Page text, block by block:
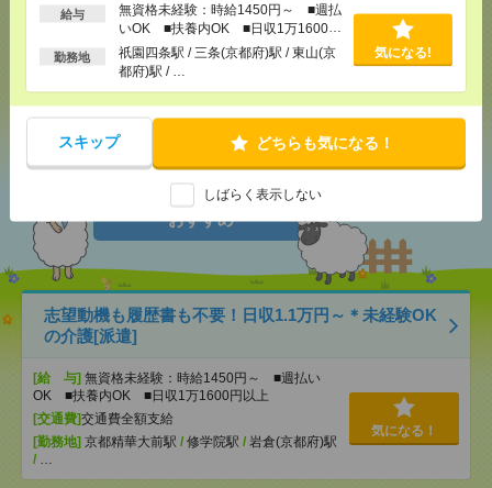
給与
無資格未経験：時給1450円～ ■週払
いOK ■扶養内OK ■日収1万1600円
以上
勤務地
祇園四条駅 / 三条(京都府)駅 / 東山(京
都府)駅 / …
気になる!
スキップ どちらも気になる！
しばらく表示しない
メール LINE
ツイート ブックマーク
あなたの閲覧履歴からの
おすすめ
志望動機も履歴書も不要！日収1.1万円～＊未経験OK
の介護[派遣]
[給 与] 無資格未経験：時給1450円～ ■週払い
OK ■扶養内OK ■日収1万1600円以上
[交通費]交通費全額支給
[勤務地] 京都精華大前駅 / 修学院駅 / 岩倉(京都府)駅
/ …
気になる！